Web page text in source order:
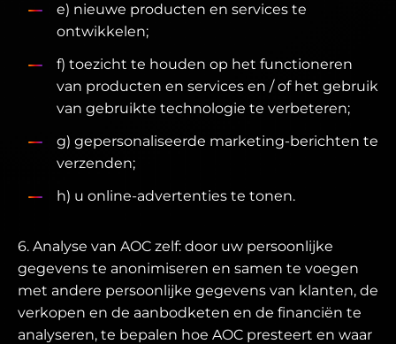
e) nieuwe producten en services te
ontwikkelen;
f) toezicht te houden op het functioneren
van producten en services en / of het gebruik
van gebruikte technologie te verbeteren;
g) gepersonaliseerde marketing-berichten te
verzenden;
h) u online-advertenties te tonen.
6. Analyse van AOC zelf: door uw persoonlijke
gegevens te anonimiseren en samen te voegen
met andere persoonlijke gegevens van klanten, de
verkopen en de aanbodketen en de financiën te
analyseren, te bepalen hoe AOC presteert en waar